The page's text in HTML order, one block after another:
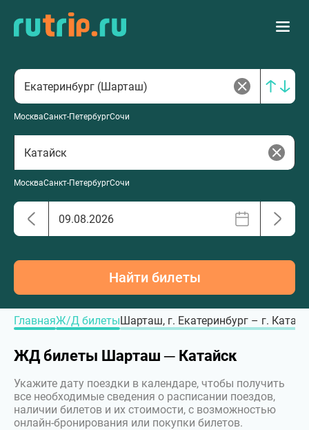
МоскваСанкт-ПетербургСочи
МоскваСанкт-ПетербургСочи
Найти билеты
ГлавнаяЖ/Д билетыШарташ, г. Екатеринбург – г.
ЖД билеты Шарташ ─ Катайск
Укажите дату поездки в календаре, чтобы получить
все необходимые сведения о расписании поездов,
наличии билетов и их стоимости, с возможностью
онлайн-бронирования или покупки билетов.